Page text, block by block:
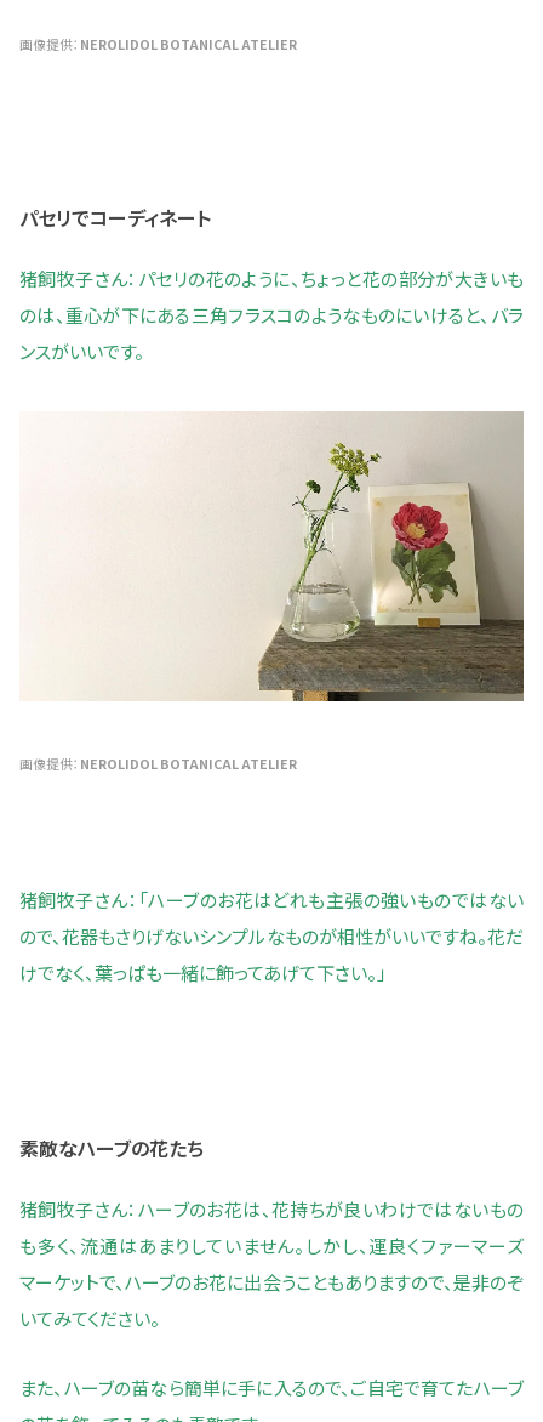
画像提供： NEROLIDOL BOTANICAL ATELIER
パセリでコーディネート
猪飼牧子さん：パセリの花のように、ちょっと花の部分が大きいも
のは、重心が下にある三角フラスコのようなものにいけると、バラ
ンスがいいです。
画像提供： NEROLIDOL BOTANICAL ATELIER
猪飼牧子さん：「ハーブのお花はどれも主張の強いものではない
ので、花器もさりげないシンプルなものが相性がいいですね。花だ
けでなく、葉っぱも一緒に飾ってあげて下さい。」
素敵なハーブの花たち
猪飼牧子さん：ハーブのお花は、花持ちが良いわけではないもの
も多く、流通はあまりしていません。しかし、運良くファーマーズ
マーケットで、ハーブのお花に出会うこともありますので、是非のぞ
いてみてください。
また、ハーブの苗なら簡単に手に入るので、ご自宅で育てたハーブ